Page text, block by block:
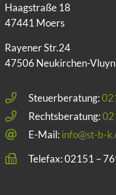
Haagstraße 18
47441 Moers
Rayener Str.24
47506 Neukirchen-Vluyn
Steuerberatung:
Rechtsberatung:
E-Mail: info@st-b-
Telefax: 02151 –